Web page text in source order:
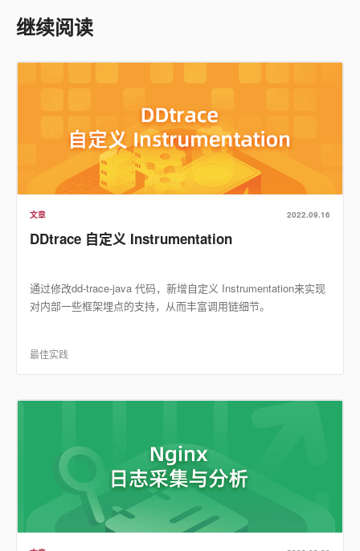
继续阅读
文章 2022.09.16
DDtrace 自定义 Instrumentation
通过修改dd-trace-java 代码，新增自定义 Instrumentation来实现
对内部一些框架埋点的支持，从而丰富调用链细节。
最佳实践